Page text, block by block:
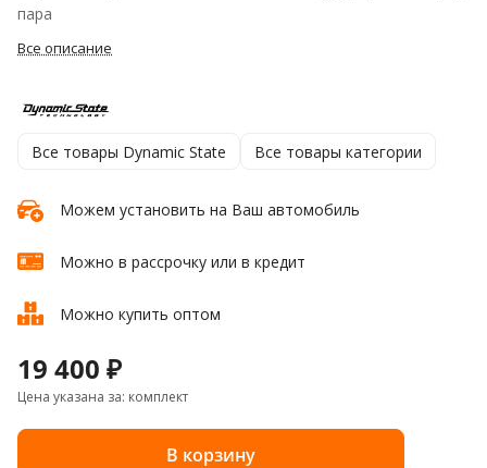
пара
Все описание
Все товары Dynamic State Все товары категории
Можем установить на Ваш автомобиль
Можно в рассрочку или в кредит
Можно купить оптом
19 400 ₽
Цена указана за: комплект
В корзину